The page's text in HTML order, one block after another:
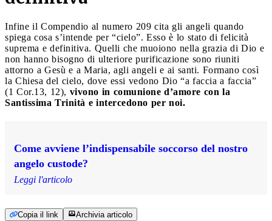
Infine il Compendio al numero 209 cita gli angeli quando
spiega cosa s’intende per “cielo”. Esso è lo stato di felicità
suprema e definitiva. Quelli che muoiono nella grazia di Dio e
non hanno bisogno di ulteriore purificazione sono riuniti
attorno a Gesù e a Maria, agli angeli e ai santi. Formano così
la Chiesa del cielo, dove essi vedono Dio “a faccia a faccia”
(1 Cor.13, 12), vivono in comunione d’amore con la
Santissima Trinità e intercedono per noi.
Come avviene l’indispensabile soccorso del nostro
angelo custode?
Leggi l'articolo
Copia il link Archivia articolo